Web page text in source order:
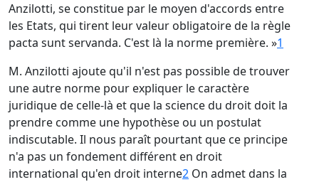
Anzilotti, se constitue par le moyen d'accords entre
les Etats, qui tirent leur valeur obligatoire de la règle
pacta sunt servanda. C'est là la norme première. »1
M. Anzilotti ajoute qu'il n'est pas possible de trouver
une autre norme pour expliquer le caractère
juridique de celle-là et que la science du droit doit la
prendre comme une hypothèse ou un postulat
indiscutable. Il nous paraît pourtant que ce principe
n'a pas un fondement différent en droit
international qu'en droit interne2 On admet dans la